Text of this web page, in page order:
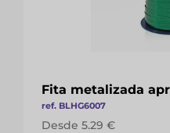
Fita metalizada
ref. BLHG6007
Desde 5.29 €